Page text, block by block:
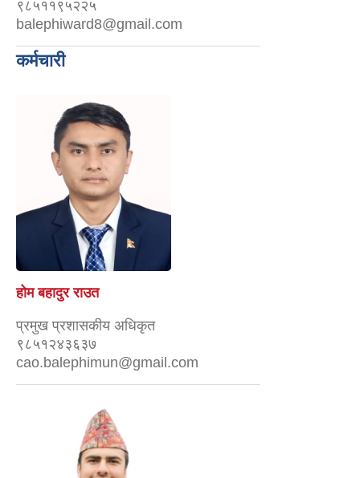
९८५११९५२२५
balephiward8@gmail.com
कर्मचारी
होम बहादुर राउत
प्रमुख प्रशासकीय अधिकृत
९८५१२४३६३७
cao.balephimun@gmail.com